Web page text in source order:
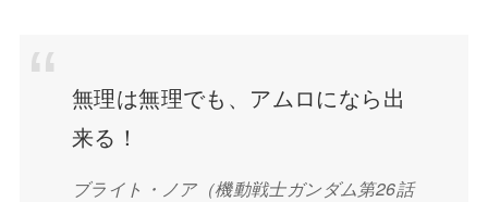
無理は無理でも、アムロになら出
来る！
ブライト・ノア（機動戦士ガンダム第26話